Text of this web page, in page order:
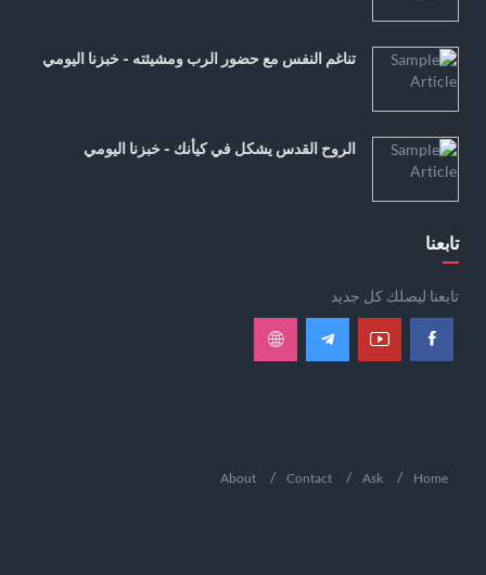
تناغم النفس مع حضور الرب ومشيئته - خبزنا اليومي
الروح القدس يشكل في كيأنك - خبزنا اليومي
تابعنا
تابعنا ليصلك كل جديد
Home
Ask
Contact
About